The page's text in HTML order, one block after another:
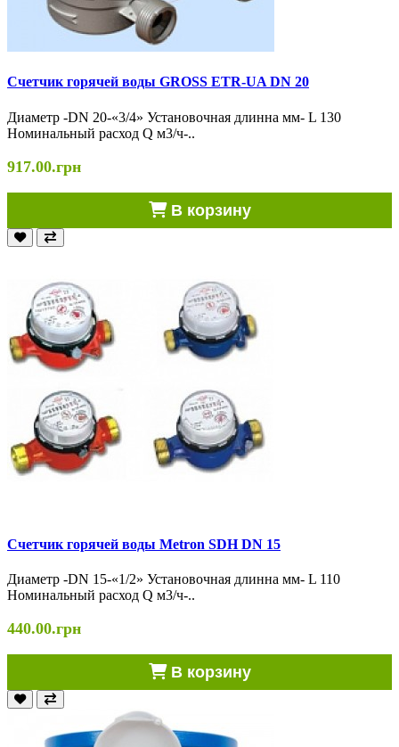
Счетчик горячей воды GROSS ETR-UA DN 20
Диаметр -DN 20-«3/4» Установочная длинна мм- L 130
Номинальный расход Q м3/ч-..
917.00.грн
В корзину
Счетчик горячей воды Metron SDH DN 15
Диаметр -DN 15-«1/2» Установочная длинна мм- L 110
Номинальный расход Q м3/ч-..
440.00.грн
В корзину